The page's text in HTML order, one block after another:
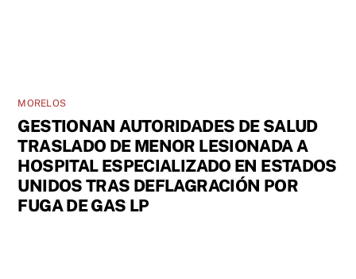
MORELOS
GESTIONAN AUTORIDADES DE SALUD
TRASLADO DE MENOR LESIONADA A
HOSPITAL ESPECIALIZADO EN ESTADOS
UNIDOS TRAS DEFLAGRACIÓN POR
FUGA DE GAS LP